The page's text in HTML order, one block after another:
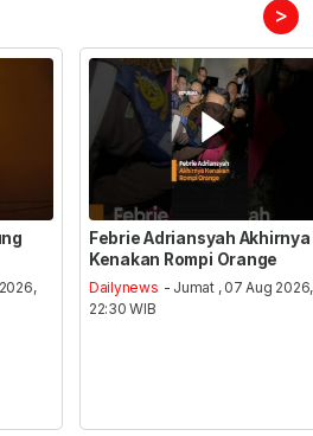
>
Febrie Adriansyah Akhirnya
Kenakan Rompi Orange
Dailynews - Jumat , 07 Aug 2026,
22:30 WIB